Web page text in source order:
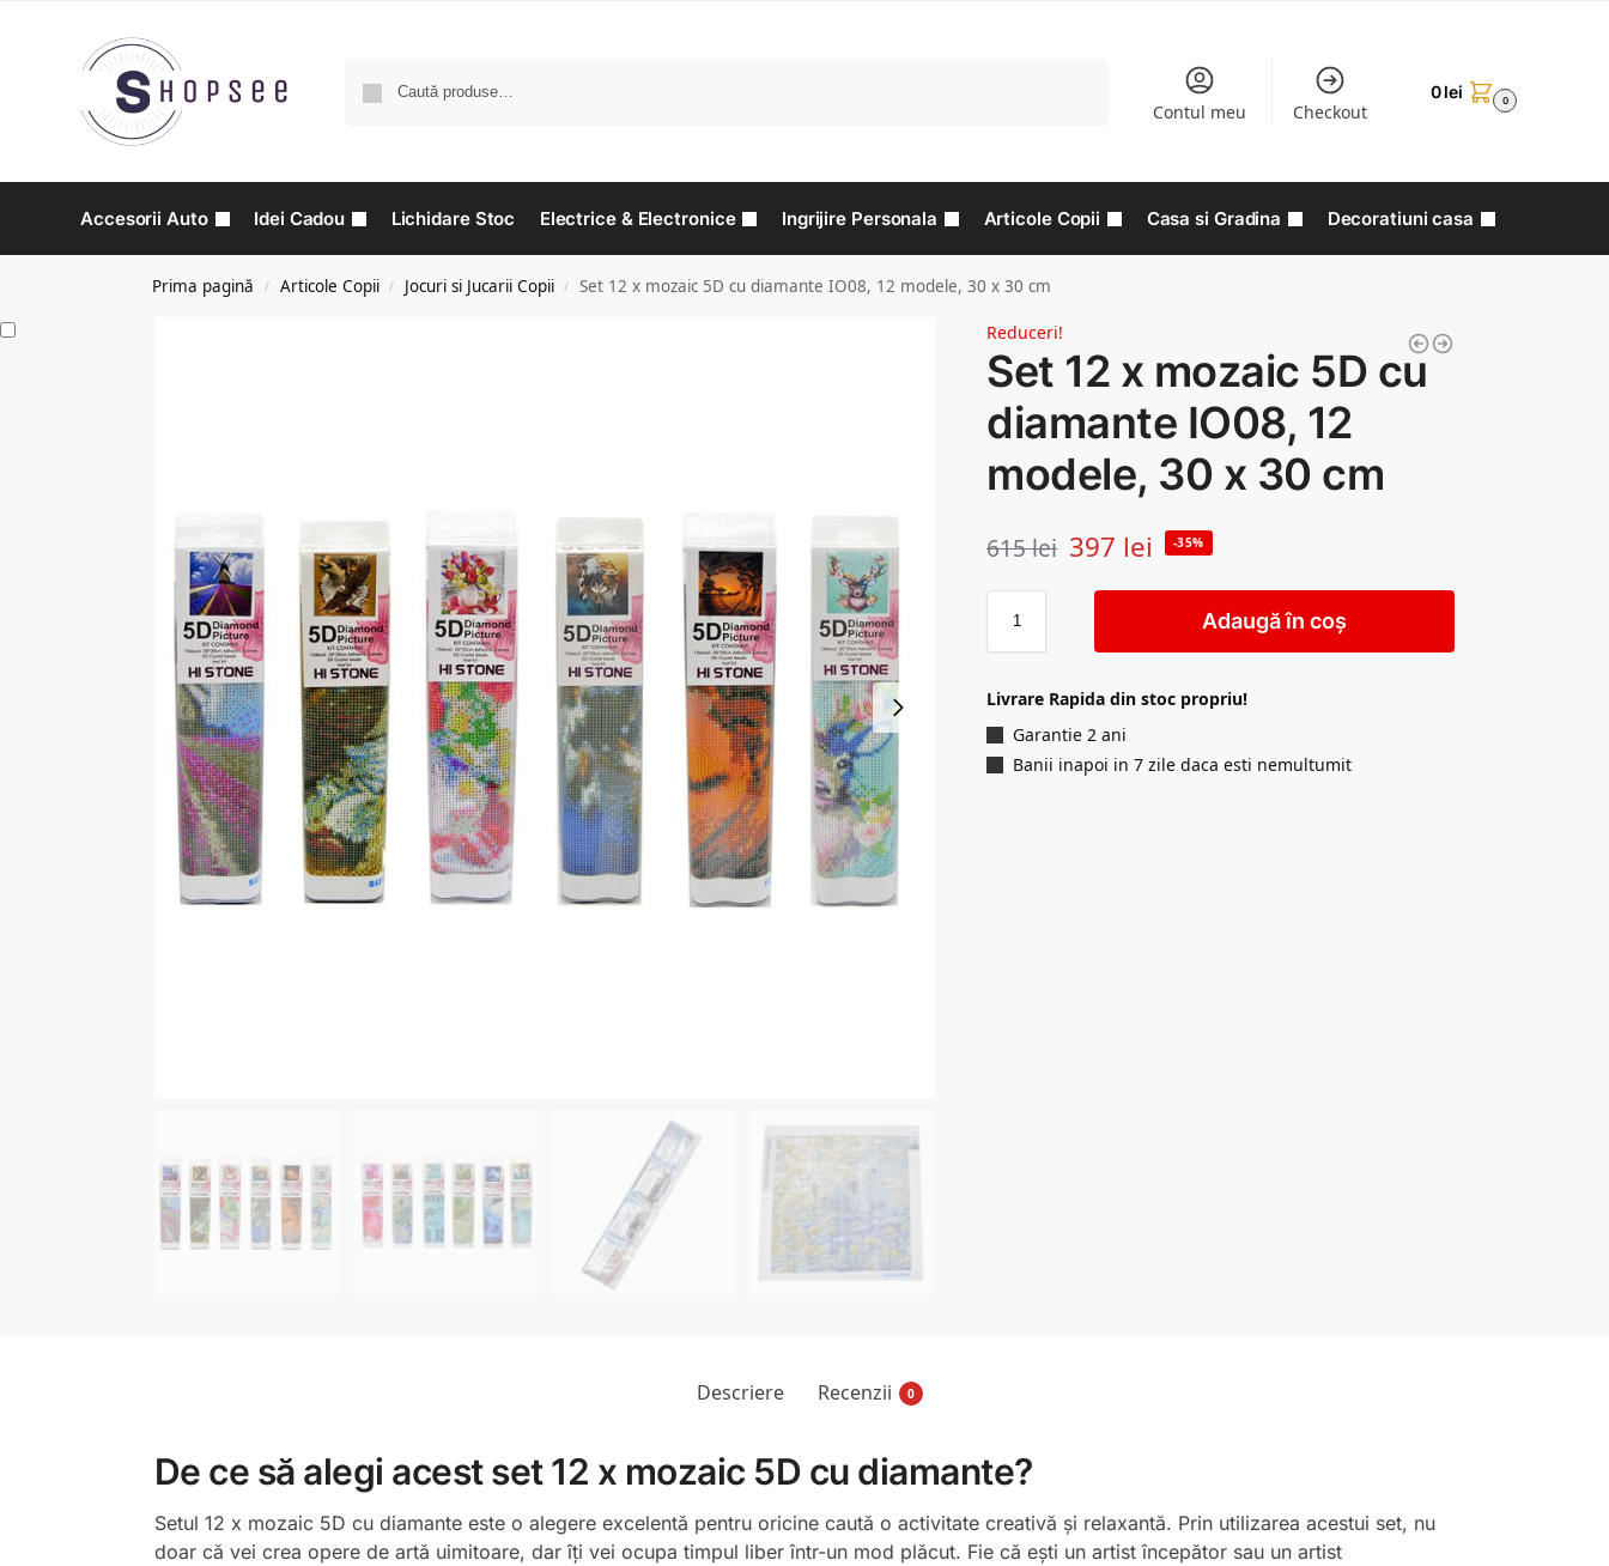
Contul meu Checkout
0lei 0
Accesorii Auto Idei Cadou Lichidare Stoc Electrice & Electronice Ingrijire Personala Articole Copii Casa si Gradina Decoratiuni casa
Prima pagină / Articole Copii / Jocuri si Jucarii Copii / Set 12 x mozaic 5D cu diamante IO08, 12 modele, 30 x 30 cm
Reduceri!
Set 12 x mozaic 5D cu
diamante IO08, 12
modele, 30 x 30 cm
615lei 397 lei -35%
Adaugă în coș
Livrare Rapida din stoc propriu!
Garantie 2 ani
Banii inapoi in 7 zile daca esti nemultumit
Descriere Recenzii 0
De ce să alegi acest set 12 x mozaic 5D cu diamante?
Setul 12 x mozaic 5D cu diamante este o alegere excelentă pentru oricine caută o activitate creativă și relaxantă. Prin utilizarea acestui set, nu
doar că vei crea opere de artă uimitoare, dar îți vei ocupa timpul liber într-un mod plăcut. Fie că ești un artist începător sau un artist